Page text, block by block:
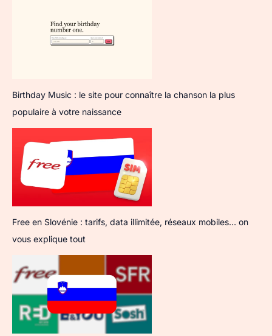
Birthday Music : le site pour connaître la chanson la plus
populaire à votre naissance
Free en Slovénie : tarifs, data illimitée, réseaux mobiles… on
vous explique tout